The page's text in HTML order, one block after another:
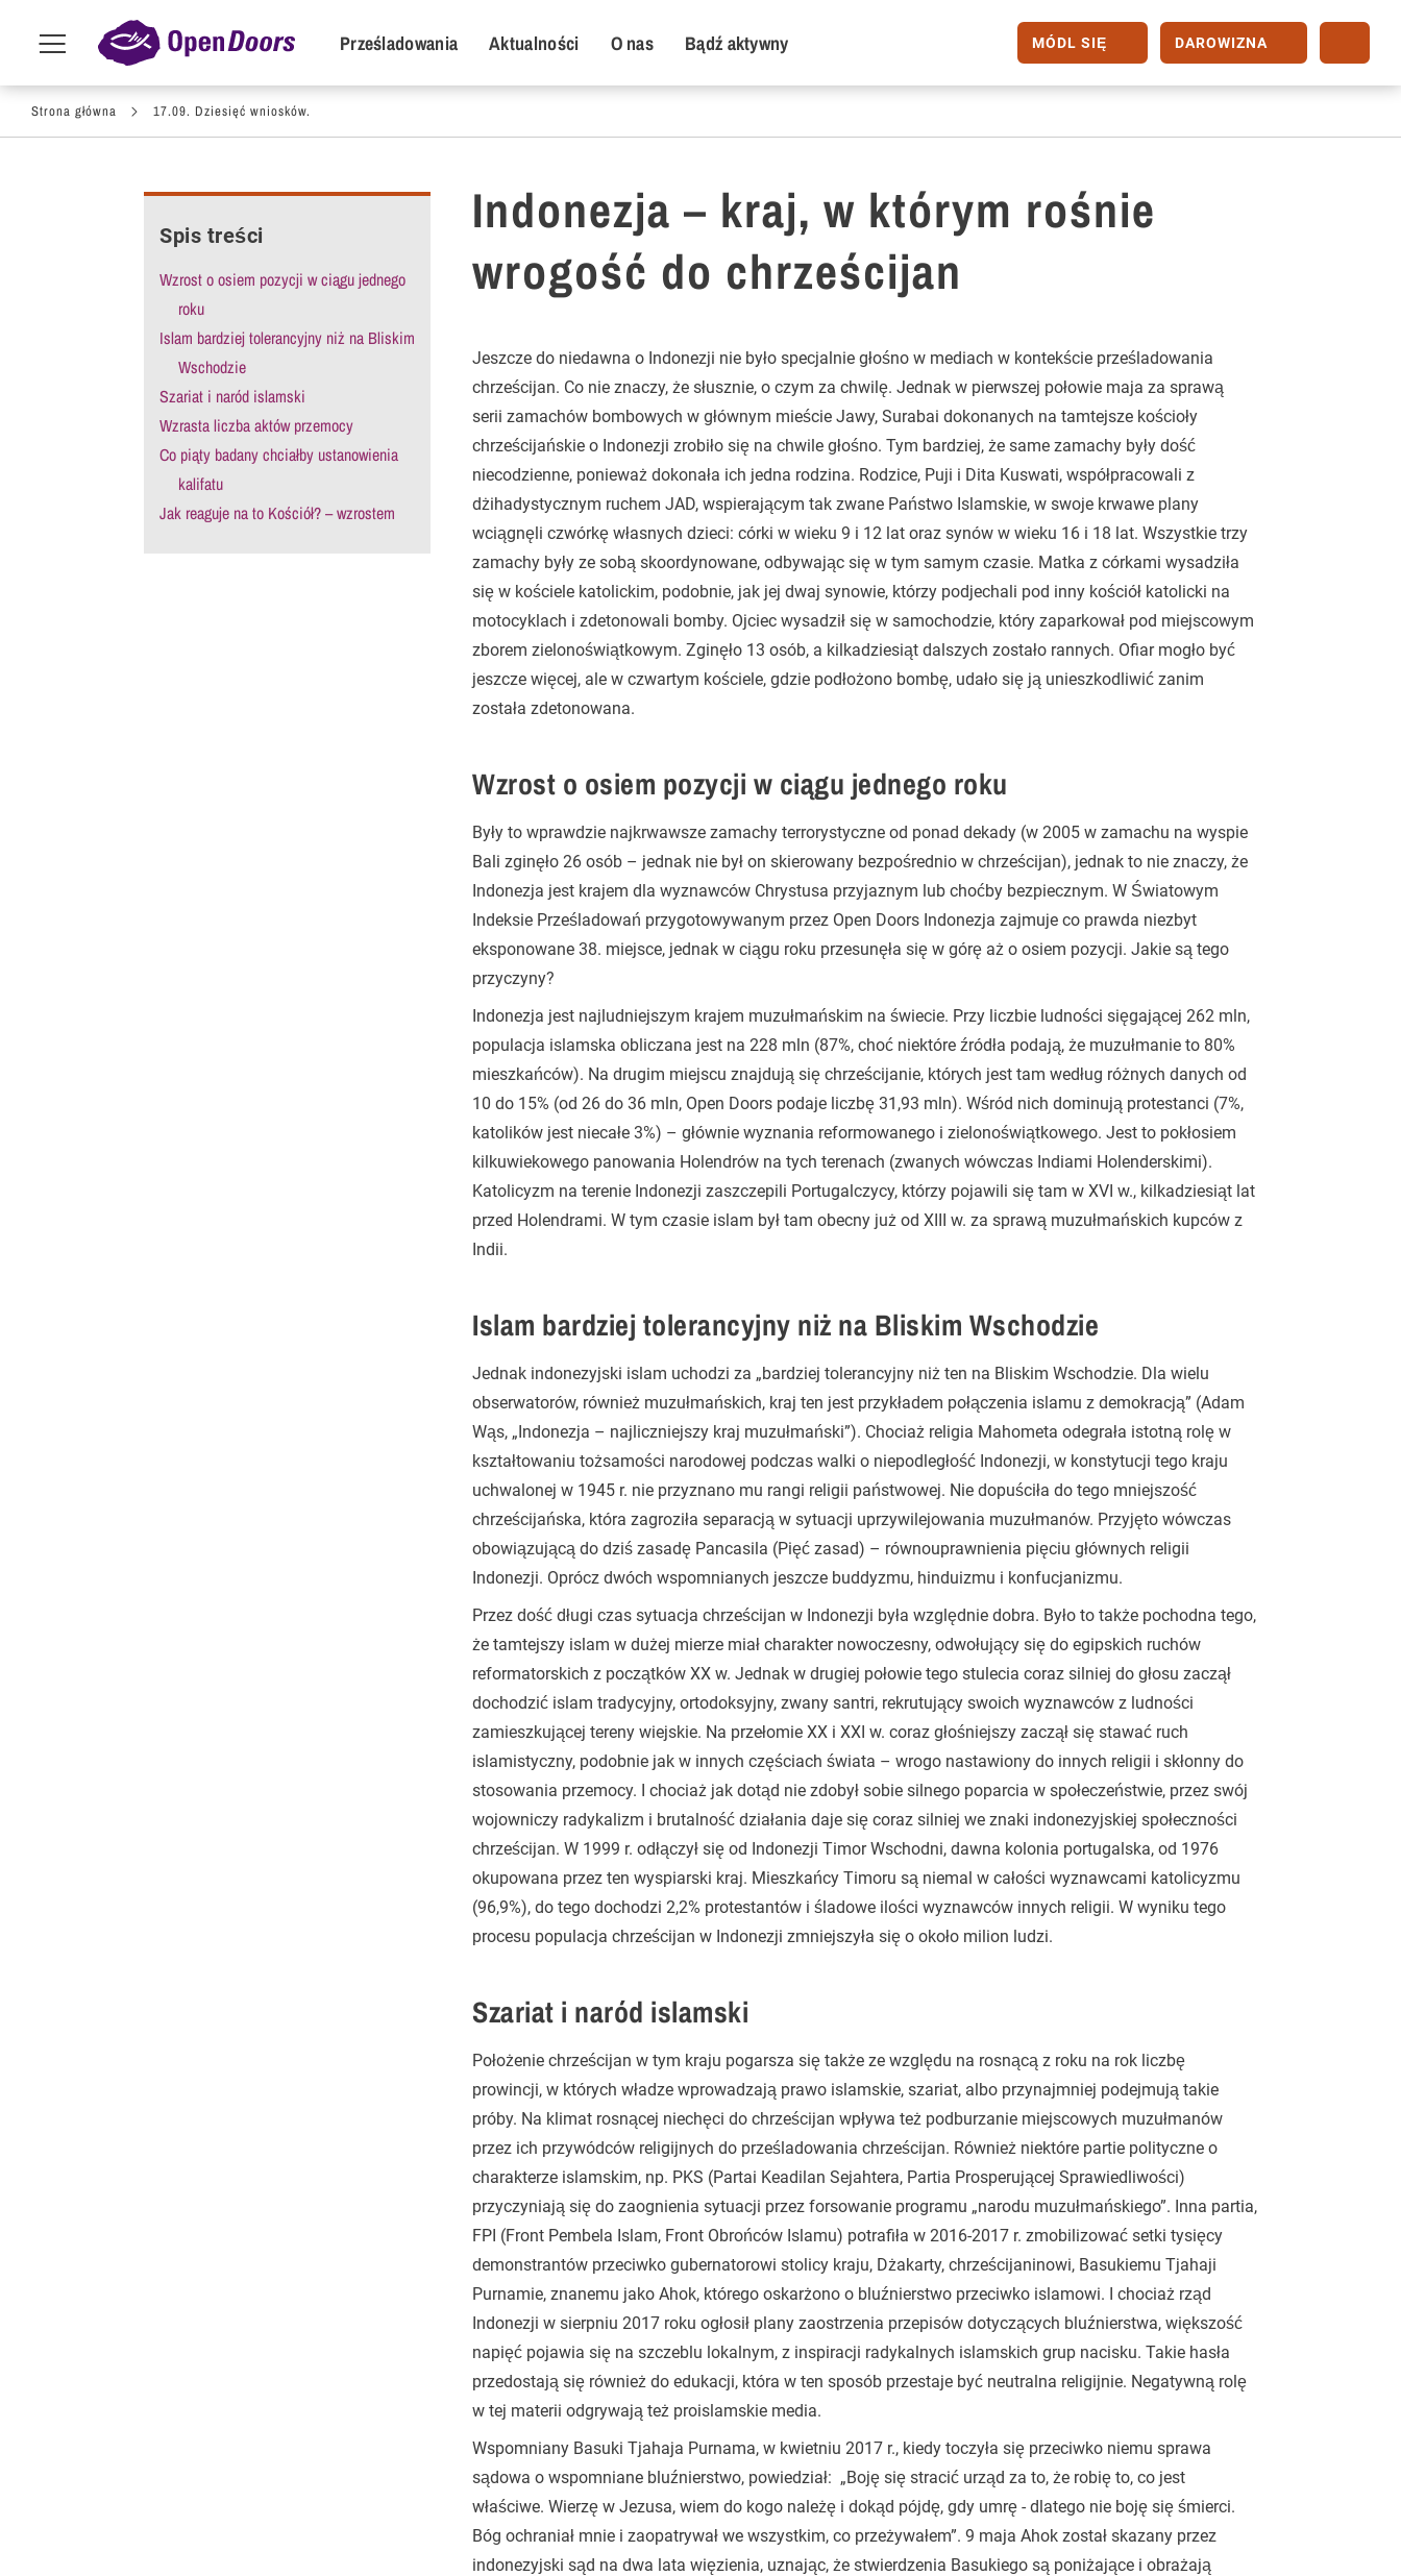
Przejdź do treści
Menu
POI Primary Menu
Prześladowania Aktualności O nas Bądź aktywny MÓDL SIĘ DAROWIZNA
Strona główna 17.09. Dziesięć wniosków.
Spis treści
Wzrost o osiem pozycji w ciągu jednego
roku
Islam bardziej tolerancyjny niż na Bliskim
Wschodzie
Szariat i naród islamski
Wzrasta liczba aktów przemocy
Co piąty badany chciałby ustanowienia
kalifatu
Jak reaguje na to Kościół? – wzrostem
Indonezja – kraj, w którym rośnie
wrogość do chrześcijan
Jeszcze do niedawna o Indonezji nie było specjalnie głośno w mediach w kontekście prześladowania
chrześcijan. Co nie znaczy, że słusznie, o czym za chwilę. Jednak w pierwszej połowie maja za sprawą
serii zamachów bombowych w głównym mieście Jawy, Surabai dokonanych na tamtejsze kościoły
chrześcijańskie o Indonezji zrobiło się na chwile głośno. Tym bardziej, że same zamachy były dość
niecodzienne, ponieważ dokonała ich jedna rodzina. Rodzice, Puji i Dita Kuswati, współpracowali z
dżihadystycznym ruchem JAD, wspierającym tak zwane Państwo Islamskie, w swoje krwawe plany
wciągnęli czwórkę własnych dzieci: córki w wieku 9 i 12 lat oraz synów w wieku 16 i 18 lat. Wszystkie trzy
zamachy były ze sobą skoordynowane, odbywając się w tym samym czasie. Matka z córkami wysadziła
się w kościele katolickim, podobnie, jak jej dwaj synowie, którzy podjechali pod inny kościół katolicki na
motocyklach i zdetonowali bomby. Ojciec wysadził się w samochodzie, który zaparkował pod miejscowym
zborem zielonoświątkowym. Zginęło 13 osób, a kilkadziesiąt dalszych zostało rannych. Ofiar mogło być
jeszcze więcej, ale w czwartym kościele, gdzie podłożono bombę, udało się ją unieszkodliwić zanim
została zdetonowana.
Wzrost o osiem pozycji w ciągu jednego roku
Były to wprawdzie najkrwawsze zamachy terrorystyczne od ponad dekady (w 2005 w zamachu na wyspie
Bali zginęło 26 osób – jednak nie był on skierowany bezpośrednio w chrześcijan), jednak to nie znaczy, że
Indonezja jest krajem dla wyznawców Chrystusa przyjaznym lub choćby bezpiecznym. W Światowym
Indeksie Prześladowań przygotowywanym przez Open Doors Indonezja zajmuje co prawda niezbyt
eksponowane 38. miejsce, jednak w ciągu roku przesunęła się w górę aż o osiem pozycji. Jakie są tego
przyczyny?
Indonezja jest najludniejszym krajem muzułmańskim na świecie. Przy liczbie ludności sięgającej 262 mln,
populacja islamska obliczana jest na 228 mln (87%, choć niektóre źródła podają, że muzułmanie to 80%
mieszkańców). Na drugim miejscu znajdują się chrześcijanie, których jest tam według różnych danych od
10 do 15% (od 26 do 36 mln, Open Doors podaje liczbę 31,93 mln). Wśród nich dominują protestanci (7%,
katolików jest niecałe 3%) – głównie wyznania reformowanego i zielonoświątkowego. Jest to pokłosiem
kilkuwiekowego panowania Holendrów na tych terenach (zwanych wówczas Indiami Holenderskimi).
Katolicyzm na terenie Indonezji zaszczepili Portugalczycy, którzy pojawili się tam w XVI w., kilkadziesiąt lat
przed Holendrami. W tym czasie islam był tam obecny już od XIII w. za sprawą muzułmańskich kupców z
Indii.
Islam bardziej tolerancyjny niż na Bliskim Wschodzie
Jednak indonezyjski islam uchodzi za „bardziej tolerancyjny niż ten na Bliskim Wschodzie. Dla wielu
obserwatorów, również muzułmańskich, kraj ten jest przykładem połączenia islamu z demokracją” (Adam
Wąs, „Indonezja – najliczniejszy kraj muzułmański”). Chociaż religia Mahometa odegrała istotną rolę w
kształtowaniu tożsamości narodowej podczas walki o niepodległość Indonezji, w konstytucji tego kraju
uchwalonej w 1945 r. nie przyznano mu rangi religii państwowej. Nie dopuściła do tego mniejszość
chrześcijańska, która zagroziła separacją w sytuacji uprzywilejowania muzułmanów. Przyjęto wówczas
obowiązującą do dziś zasadę Pancasila (Pięć zasad) – równouprawnienia pięciu głównych religii
Indonezji. Oprócz dwóch wspomnianych jeszcze buddyzmu, hinduizmu i konfucjanizmu.
Przez dość długi czas sytuacja chrześcijan w Indonezji była względnie dobra. Było to także pochodna tego,
że tamtejszy islam w dużej mierze miał charakter nowoczesny, odwołujący się do egipskich ruchów
reformatorskich z początków XX w. Jednak w drugiej połowie tego stulecia coraz silniej do głosu zaczął
dochodzić islam tradycyjny, ortodoksyjny, zwany santri, rekrutujący swoich wyznawców z ludności
zamieszkującej tereny wiejskie. Na przełomie XX i XXI w. coraz głośniejszy zaczął się stawać ruch
islamistyczny, podobnie jak w innych częściach świata – wrogo nastawiony do innych religii i skłonny do
stosowania przemocy. I chociaż jak dotąd nie zdobył sobie silnego poparcia w społeczeństwie, przez swój
wojowniczy radykalizm i brutalność działania daje się coraz silniej we znaki indonezyjskiej społeczności
chrześcijan. W 1999 r. odłączył się od Indonezji Timor Wschodni, dawna kolonia portugalska, od 1976
okupowana przez ten wyspiarski kraj. Mieszkańcy Timoru są niemal w całości wyznawcami katolicyzmu
(96,9%), do tego dochodzi 2,2% protestantów i śladowe ilości wyznawców innych religii. W wyniku tego
procesu populacja chrześcijan w Indonezji zmniejszyła się o około milion ludzi.
Szariat i naród islamski
Położenie chrześcijan w tym kraju pogarsza się także ze względu na rosnącą z roku na rok liczbę
prowincji, w których władze wprowadzają prawo islamskie, szariat, albo przynajmniej podejmują takie
próby. Na klimat rosnącej niechęci do chrześcijan wpływa też podburzanie miejscowych muzułmanów
przez ich przywódców religijnych do prześladowania chrześcijan. Również niektóre partie polityczne o
charakterze islamskim, np. PKS (Partai Keadilan Sejahtera, Partia Prosperującej Sprawiedliwości)
przyczyniają się do zaognienia sytuacji przez forsowanie programu „narodu muzułmańskiego”. Inna partia,
FPI (Front Pembela Islam, Front Obrońców Islamu) potrafiła w 2016-2017 r. zmobilizować setki tysięcy
demonstrantów przeciwko gubernatorowi stolicy kraju, Dżakarty, chrześcijaninowi, Basukiemu Tjahaji
Purnamie, znanemu jako Ahok, którego oskarżono o bluźnierstwo przeciwko islamowi. I chociaż rząd
Indonezji w sierpniu 2017 roku ogłosił plany zaostrzenia przepisów dotyczących bluźnierstwa, większość
napięć pojawia się na szczeblu lokalnym, z inspiracji radykalnych islamskich grup nacisku. Takie hasła
przedostają się również do edukacji, która w ten sposób przestaje być neutralna religijnie. Negatywną rolę
w tej materii odgrywają też proislamskie media.
Wspomniany Basuki Tjahaja Purnama, w kwietniu 2017 r., kiedy toczyła się przeciwko niemu sprawa
sądowa o wspomniane bluźnierstwo, powiedział: „Boję się stracić urząd za to, że robię to, co jest
właściwe. Wierzę w Jezusa, wiem do kogo należę i dokąd pójdę, gdy umrę - dlatego nie boję się śmierci.
Bóg ochraniał mnie i zaopatrywał we wszystkim, co przeżywałem”. 9 maja Ahok został skazany przez
indonezyjski sąd na dwa lata więzienia, uznając, że stwierdzenia Basukiego są poniżające i obrażają